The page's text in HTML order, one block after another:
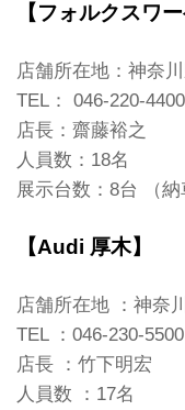
【フォルクスワ
店舗所在地：神奈
TEL： 046-220-
店長：齋藤裕之
人員数：18名
展示台数：8台 （納
【Audi 厚木】
店舗所在地 ：神奈
TEL ：046-230-
店長 ：竹下明宏
人員数 ：17名